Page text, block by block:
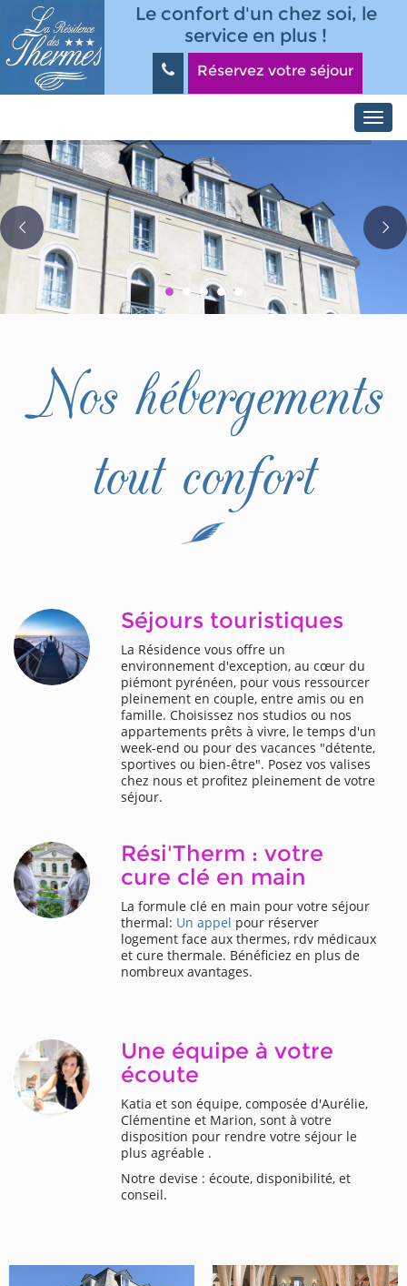
Aller au contenu principalLe confort d'un chez soi, le
service en plus !
Réservez votre séjour
Nos hébergements
tout confort
Séjours touristiques
La Résidence vous offre un
environnement d'exception, au cœur du
piémont pyrénéen, pour vous ressourcer
pleinement en couple, entre amis ou en
famille. Choisissez nos studios ou nos
appartements prêts à vivre, le temps d'un
week-end ou pour des vacances "détente,
sportives ou bien-être". Posez vos valises
chez nous et profitez pleinement de votre
séjour.
Rési'Therm : votre
cure clé en main
La formule clé en main pour votre séjour
thermal: Un appel pour réserver
logement face aux thermes, rdv médicaux
et cure thermale. Bénéficiez en plus de
nombreux avantages.
Une équipe à votre
écoute
Katia et son équipe, composée d'Aurélie,
Clémentine et Marion, sont à votre
disposition pour rendre votre séjour le
plus agréable .
Notre devise : écoute, disponibilité, et
conseil.
Panneau de gestion des cookies